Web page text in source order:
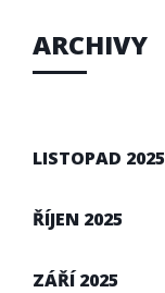
ARCHIVY
LISTOPAD 2025
ŘÍJEN 2025
ZÁŘÍ 2025